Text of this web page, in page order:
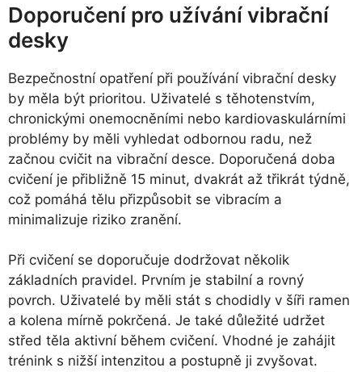
Doporučení pro užívání vibrační
desky
Bezpečnostní opatření při používání vibrační desky
by měla být prioritou. Uživatelé s těhotenstvím,
chronickými onemocněními nebo kardiovaskulárními
problémy by měli vyhledat odbornou radu, než
začnou cvičit na vibrační desce. Doporučená doba
cvičení je přibližně 15 minut, dvakrát až třikrát týdně,
což pomáhá tělu přizpůsobit se vibracím a
minimalizuje riziko zranění.
Při cvičení se doporučuje dodržovat několik
základních pravidel. Prvním je stabilní a rovný
povrch. Uživatelé by měli stát s chodidly v šíři ramen
a kolena mírně pokrčená. Je také důležité udržet
střed těla aktivní během cvičení. Vhodné je zahájit
trénink s nižší intenzitou a postupně ji zvyšovat.